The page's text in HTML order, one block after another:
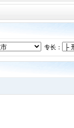
专长：